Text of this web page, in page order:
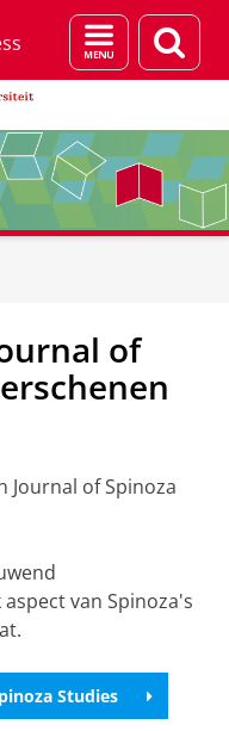
Menu
en
of
Journal of Spinoza
van Spinoza's
Studies